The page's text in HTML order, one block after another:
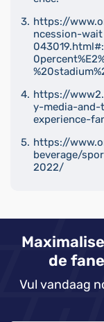
https://
ncession-
https://
y-media-
experience-
https://
beverage/
2022/
de
Vul vandaag